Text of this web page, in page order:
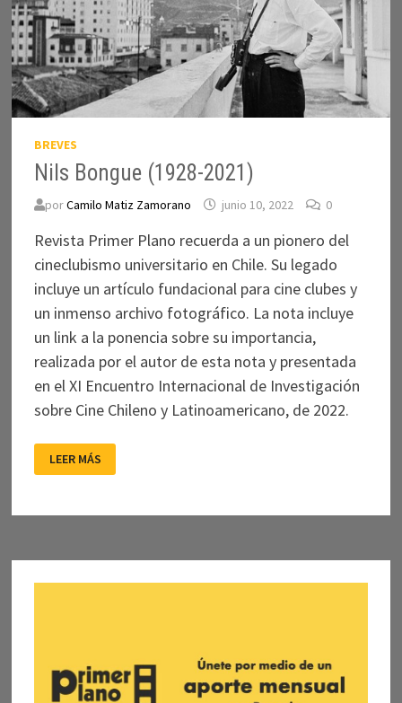
BREVES
Nils Bongue (1928-2021)
porCamilo Matiz Zamorano junio 10, 2022 0
Revista Primer Plano recuerda a un pionero del
cineclubismo universitario en Chile. Su legado
incluye un artículo fundacional para cine clubes y
un inmenso archivo fotográfico. La nota incluye
un link a la ponencia sobre su importancia,
realizada por el autor de esta nota y presentada
en el XI Encuentro Internacional de Investigación
sobre Cine Chileno y Latinoamericano, de 2022.
NILS
BONGUE
(1928-
LEER MÁS